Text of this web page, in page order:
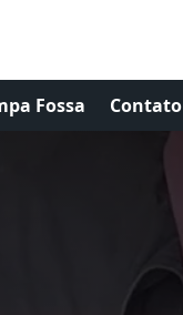
Fossa Contato